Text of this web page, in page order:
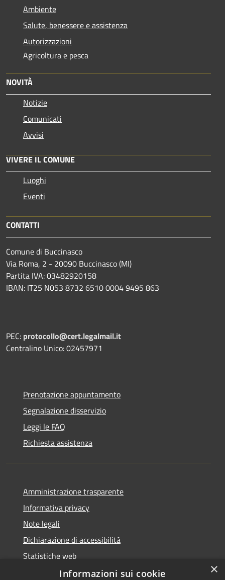
Ambiente
Salute, benessere e assistenza
Autorizzazioni
Agricoltura e pesca
NOVITÀ
Notizie
Comunicati
Avvisi
VIVERE IL COMUNE
Luoghi
Eventi
CONTATTI
Comune di Buccinasco
Via Roma, 2 - 20090 Buccinasco (MI)
Partita IVA: 03482920158
IBAN: IT25 N053 8732 6510 0004 9495 863
PEC: protocollo@cert.legalmail.it
Centralino Unico: 02457971
Prenotazione appuntamento
Segnalazione disservizio
Leggi le FAQ
Richiesta assistenza
Amministrazione trasparente
Informativa privacy
Note legali
Dichiarazione di accessibilità
Statistiche web
×
Informazioni sui cookie